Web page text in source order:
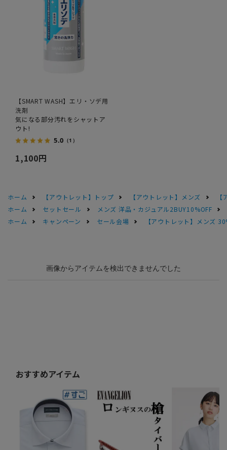
【SMART WASH】エリ・ソデ用
洗剤
気になる部分汚れをシャットア
ウト!
5.0 （1）
1,100円
ホーム 【アウトレット】トップ 【アウトレット】メンズ
ホーム
セットセール
メンズ 洋品・カジュアル2BUY10%OFF
ホーム
キャンペーン セール会場 【アウトレット】メンズ